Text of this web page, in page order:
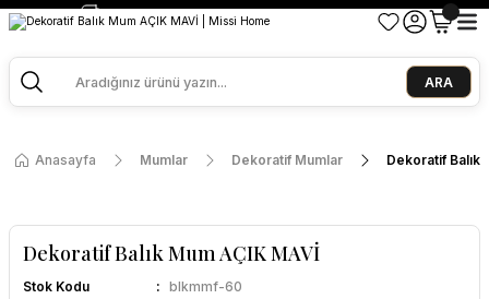
2500 TL ve Üzeri Alışverişlerde Kargo Bedava!
ARA
Anasayfa Mumlar Dekoratif Mumlar Dekoratif Balık
Dekoratif Balık Mum AÇIK MAVİ
Stok Kodu blkmmf-60